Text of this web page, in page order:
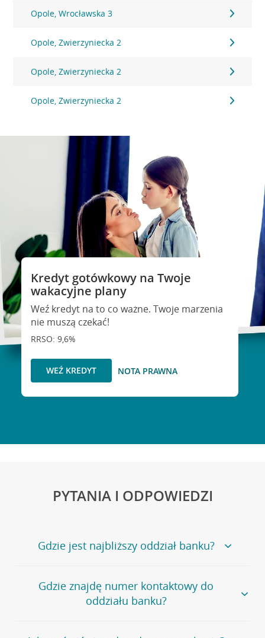
Opole, Wrocławska 3
Opole, Zwierzyniecka 2
Opole, Zwierzyniecka 2
Opole, Zwierzyniecka 2
Kredyt gotówkowy na Twoje
wakacyjne plany
Weź kredyt na to co ważne. Twoje marzenia
nie muszą czekać!
RRSO: 9,6%
WEŹ KREDYT NOTA PRAWNA
PYTANIA I ODPOWIEDZI
Gdzie jest najbliższy oddział banku?
Jeśli szukasz oddziału naszego banku, zapraszamy na
stronęPlacówki i bankomaty, na której znajduje się
wygodna wyszukiwarka.
oddziałów
Gdzie znajdę numer kontaktowy do
oddziału banku?